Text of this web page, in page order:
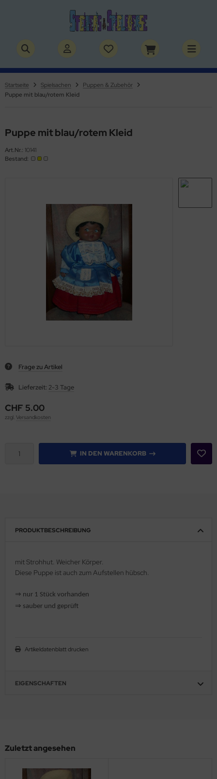
Startseite Spielsachen
Puppen & Zubehör
Puppe mit blau/rotem Kleid
Puppe mit blau/rotem Kleid
Art.Nr.: 10141
Bestand:
Frage zu Artikel
Lieferzeit: 2-3 Tage
CHF 5.00
zzgl. Versandkosten
IN DEN WARENKORB
PRODUKTBESCHREIBUNG
mit Strohhut. Weicher Körper.
Diese Puppe ist auch zum Aufstellen hübsch.
⇒ nur 1 Stück vorhanden
⇒ sauber und geprüft
Artikeldatenblatt drucken
EIGENSCHAFTEN
Zuletzt angesehen
& Superhelden